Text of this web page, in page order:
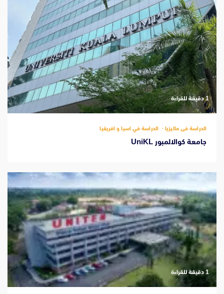
‫1 دقيقة للقراءة
الدراسة فى ماليزيا الدراسة في اسيا و افريقيا
جامعة كوالالمبور UniKL
‫1 دقيقة للقراءة